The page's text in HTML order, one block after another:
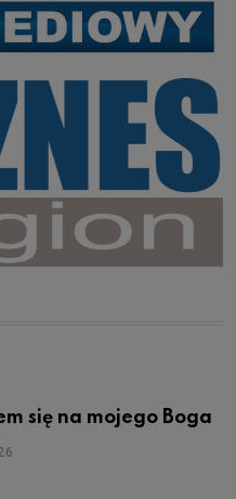
się na mojego Boga